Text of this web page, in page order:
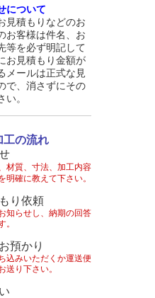
について
見積もりなどのお
お客様は件名、お
等を必ず明記して
お見積もり金額が
メールは正式な見
で、消さずにその
い。
工の流れ
材質、寸法、加工内容
明確に教えて下さい。
り依頼
知らせし、納期の回答
。
預かり
込みいただくか運送便
送り下さい。